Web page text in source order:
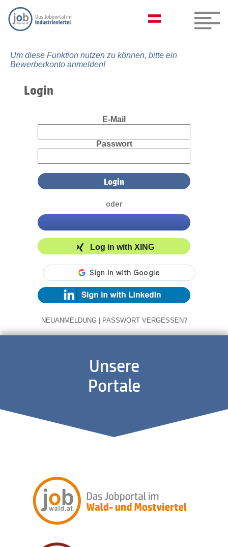
Um diese Funktion nutzen zu können, bitte ein
Bewerberkonto anmelden!
Login
E-Mail
Passwort
oder
Log in with XING
NEUANMELDUNG | PASSWORT VERGESSEN?
Unsere
Portale